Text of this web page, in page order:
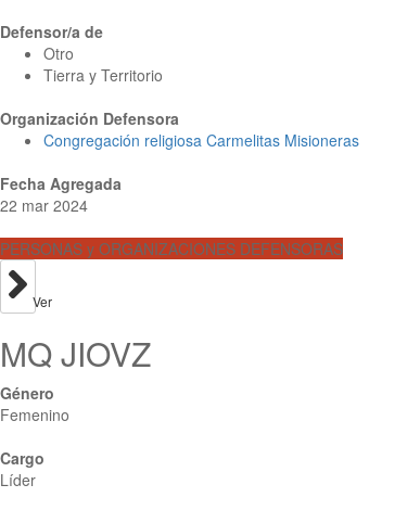
Defensor/a de
Otro
Tierra y Territorio
Organización Defensora
Congregación religiosa Carmelitas Misioneras
Fecha Agregada
22 mar 2024
PERSONAS y ORGANIZACIONES DEFENSORAS
Ver
MQ JIOVZ
Género
Femenino
Cargo
Líder